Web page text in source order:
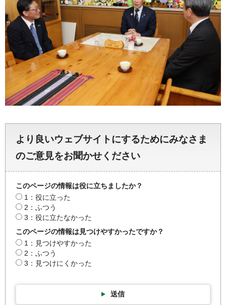
より良いウェブサイトにするためにみなさま
のご意見をお聞かせください
このページの情報は役に立ちましたか？
1：役に立った
2：ふつう
3：役に立たなかった
このページの情報は見つけやすかったですか？
1：見つけやすかった
2：ふつう
3：見つけにくかった
送信